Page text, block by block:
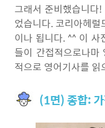
그래서 준비했습니다
었습니다. 코리아헤
이나 됩니다. ^^ 이 사
들이 간접적으로나
적으로 영어기사를 읽
(1면) 종합: